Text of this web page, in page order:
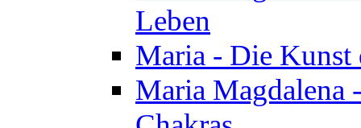
Leben
Maria - Die Kunst
Maria Magdalena